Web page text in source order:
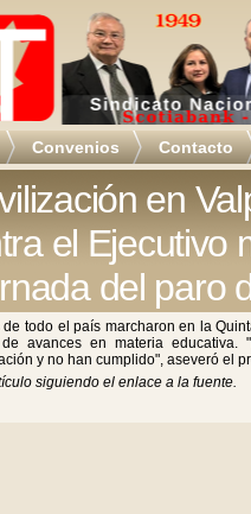
Convenios Contacto
en
el Ejecutivo
del paro
de todo el país marcharon en la
avances en materia educativa.
y no han cumplido", aseveró el
siguiendo el enlace a la fuente.